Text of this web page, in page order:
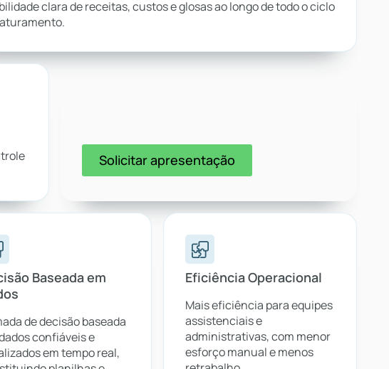
clara de receitas, custos e glosas ao longo de todo o ciclo
Solicitar apresentação
Baseada em
de decisão baseada
confiáveis e
em tempo real,
Eficiência Operacional
Mais eficiência para equipes
assistenciais e
administrativas, com menor
esforço manual e menos